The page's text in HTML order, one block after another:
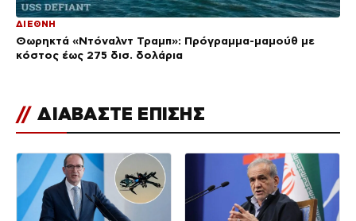
ΔΙΕΘΝΗ
Θωρηκτά «Ντόναλντ Τραμπ»: Πρόγραμμα-μαμούθ με
κόστος έως 275 δισ. δολάρια
// ΔΙΑΒΑΣΤΕ ΕΠΙΣΗΣ